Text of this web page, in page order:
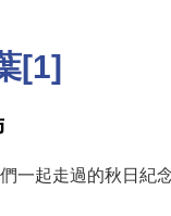
[1]
一起走過的秋日紀